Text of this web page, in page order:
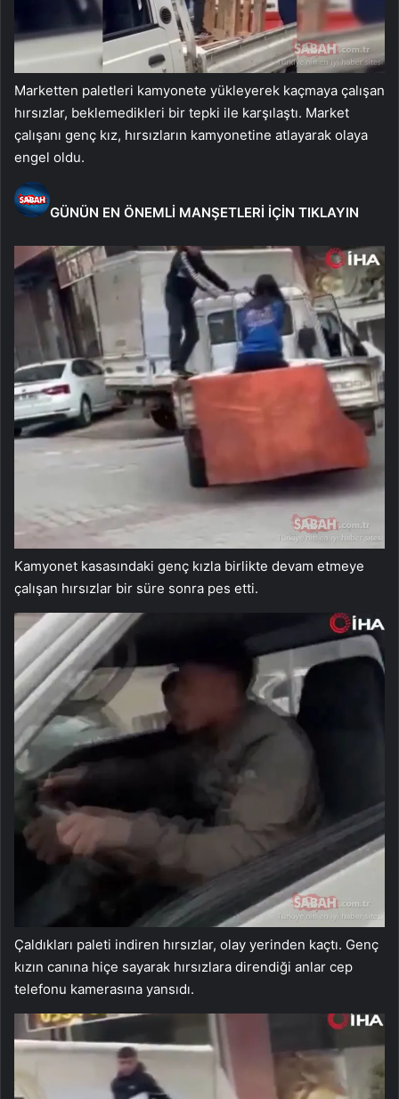
Marketten paletleri kamyonete yükleyerek kaçmaya çalışan
hırsızlar, beklemedikleri bir tepki ile karşılaştı. Market
çalışanı genç kız, hırsızların kamyonetine atlayarak olaya
engel oldu.
GÜNÜN EN ÖNEMLİ MANŞETLERİ İÇİN TIKLAYIN
Kamyonet kasasındaki genç kızla birlikte devam etmeye
çalışan hırsızlar bir süre sonra pes etti.
Çaldıkları paleti indiren hırsızlar, olay yerinden kaçtı. Genç
kızın canına hiçe sayarak hırsızlara direndiği anlar cep
telefonu kamerasına yansıdı.